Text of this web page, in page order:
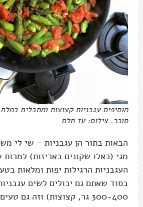
מוסיפים עגבניות קצוצות ומתבלים
סוכר. צילום: עז תלם
הבאות בתור הן עגבניות – שי לי
מגי (כאלו שקונים באריזות)
העגבניות הרגילות יפות ומלאות
בסוד שאתם גם יכולים לשים
300-400 גר, קצוצות) וזה גם טעים מאוד.